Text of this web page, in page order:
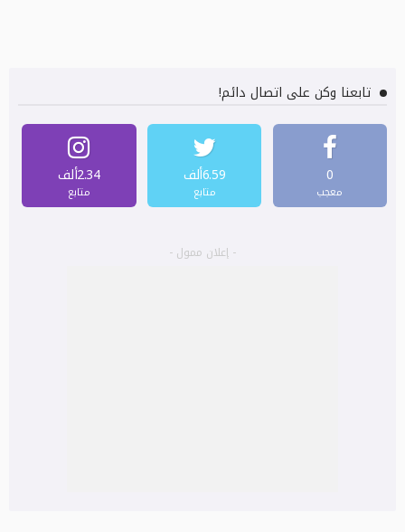
تابعنا وكن على اتصال دائم!
0
معجب
6.59ألف
متابع
2.34ألف
متابع
- إعلان ممول -